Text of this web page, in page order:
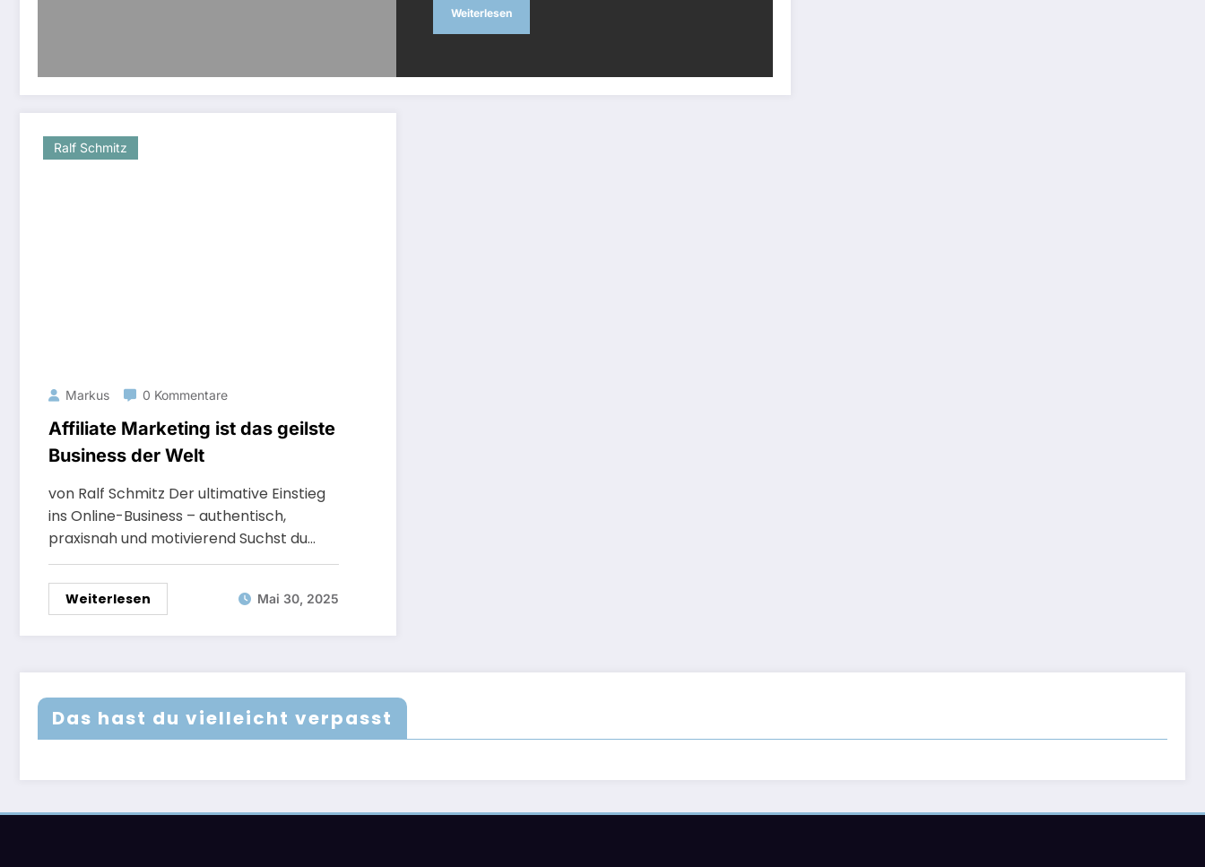
Weiterlesen
Ralf Schmitz
Markus 0 Kommentare
Affiliate Marketing ist das geilste
Business der Welt
von Ralf Schmitz Der ultimative Einstieg
ins Online-Business – authentisch,
praxisnah und motivierend Suchst du…
Weiterlesen Mai 30, 2025
Das hast du vielleicht verpasst